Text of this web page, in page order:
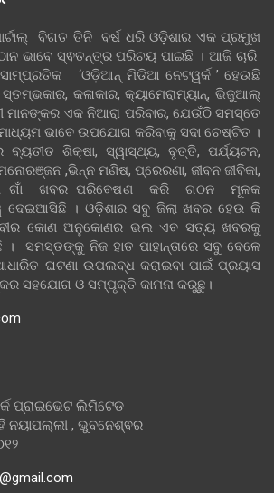
ବିଗତ ତିନି ବର୍ଷ ଧରି ଓଡ଼ିଶାର ଏକ ପ୍ରମୁଖ
ଭାବେ ସ୍ଵତନ୍ତ୍ର ପରିଚୟ ପାଇଛି । ଆଜି ଚାରି
ସାମ୍ପ୍ରତିକ ‘ଓଡ଼ିଆନ୍‍ ମିଡିଆ ନେଟୱର୍କ ’ ହେଉଛି
ସ୍ତମ୍ଭକାର, କଳାକାର, କ୍ୟାମେରାମ୍ୟାନ୍, ଭିଜୁଆଲ୍
ମାନଙ୍କର ଏକ ନିଆରା ପରିବାର, ଯେଉଁଠି ସମସ୍ତେ
ଭାବେ ଉପଯୋଗ କରିବାକୁ ସଦା ଚେଷ୍ଟିତ ।
ଶିକ୍ଷା, ସ୍ୱାସ୍ଥ୍ୟ, ବୃତ୍ତି, ପର୍ଯ୍ୟଟନ,
,ଭିନ୍ନ ମଣିଷ, ପ୍ରେରଣା, ଜୀବନ ଜୀବିକା,
ଗାଁ ଖବର ପରିବେଷଣ କରି ଗଠନ ମୂଳକ
ଦେଇଆସିଛି । ଓଡ଼ିଶାର ସବୁ ଜିଲା ଖବର ହେଉ କି
କୋଣ ଅନୁକୋଣର ଭଲ ଏବ ସତ୍ୟ ଖବରକୁ
। ସମସ୍ତଙ୍କୁ ନିଜ ହାତ ପାହାନ୍ତାରେ ସବୁ ବେଳେ
ଘଟଣା ଉପଲବ୍ଧ କରାଇବା ପାଇଁ ପ୍ରୟାସ
ସହଯୋଗ ଓ ସମ୍ପୃକ୍ତି କାମନା କରୁଛୁ।
ପ୍ରାଇଭେଟ ଲିମିଟେଡ
ନୟାପଲ୍ଲୀ , ଭୁବନେଶ୍ଵର